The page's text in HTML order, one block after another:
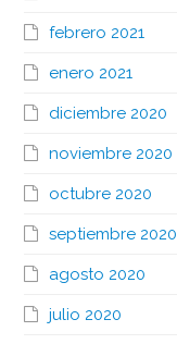
febrero 2021
enero 2021
diciembre 2020
noviembre 2020
octubre 2020
septiembre 2020
agosto 2020
julio 2020